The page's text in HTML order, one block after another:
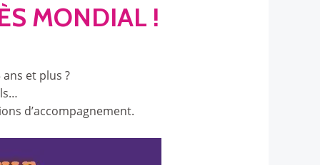
MONDIAL !
et plus ?
d’accompagnement.